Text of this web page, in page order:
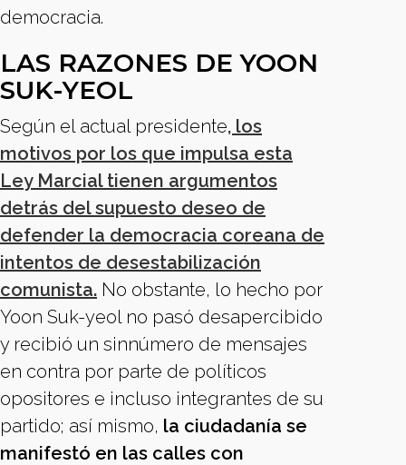
democracia.
LAS RAZONES DE YOON
SUK-YEOL
Según el actual presidente, los
motivos por los que impulsa esta
Ley Marcial tienen argumentos
detrás del supuesto deseo de
defender la democracia coreana de
intentos de desestabilización
comunista. No obstante, lo hecho por
Yoon Suk-yeol no pasó desapercibido
y recibió un sinnúmero de mensajes
en contra por parte de políticos
opositores e incluso integrantes de su
partido; así mismo, la ciudadanía se
manifestó en las calles con